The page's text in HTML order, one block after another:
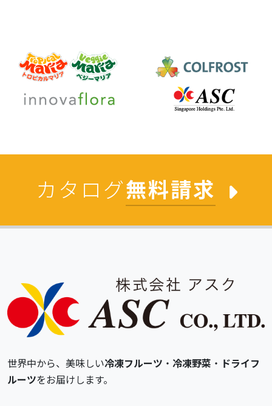
カタログ無料請求
世界中から、美味しい冷凍フルーツ ・ 冷凍野菜 ・ ドライフ
ルーツをお届けします。